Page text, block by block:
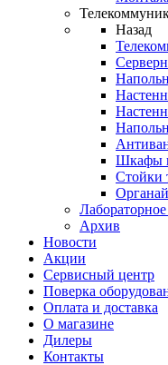
Назад
Шкафы
Стойки
Архив
Новости
Акции
Сервисный центр
Поверка
Оплата и доставка
О магазине
Дилеры
Контакты